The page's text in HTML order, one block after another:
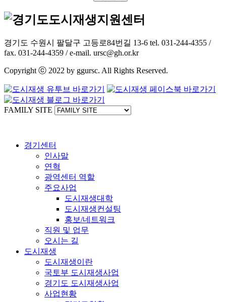
경기도 수원시 팔달구 고등로84번길 13-6 tel. 031-244-4355 /
fax. 031-244-4359 / e-mail. ursc@gh.or.kr
Copyright ⓒ 2022 by ggursc. All Rights Reserved.
FAMILY SITE
경기센터
인사말
연혁
광역센터 역할
주요사업
도시재생대학
도시재생컨설팅
홍보/네트워크
직원 및 업무
오시는 길
도시재생
도시재생이란
국토부 도시재생사업
경기도 도시재생사업
사업현황